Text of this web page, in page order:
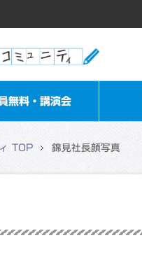
無料・講演会
TOP 錦見社長顔写真